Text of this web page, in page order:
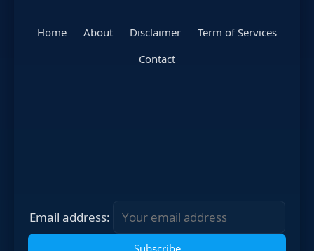
Home About Disclaimer
Term of Services
Contact
Email address: